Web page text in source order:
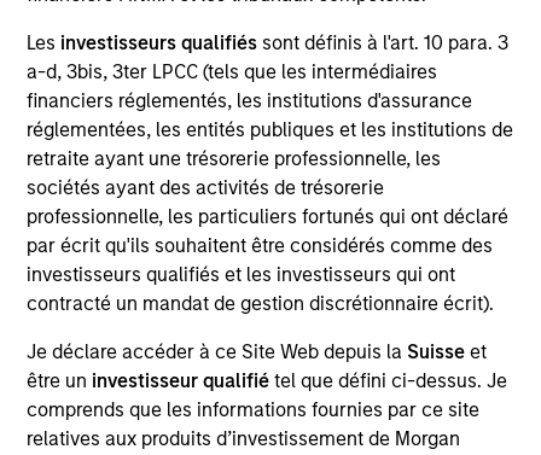
Les investisseurs qualifiés sont définis à l'art. 10 para. 3
a-d, 3bis, 3ter LPCC (tels que les intermédiaires
financiers réglementés, les institutions d'assurance
réglementées, les entités publiques et les institutions de
retraite ayant une trésorerie professionnelle, les
sociétés ayant des activités de trésorerie
professionnelle, les particuliers fortunés qui ont déclaré
par écrit qu'ils souhaitent être considérés comme des
investisseurs qualifiés et les investisseurs qui ont
contracté un mandat de gestion discrétionnaire écrit).
Je déclare accéder à ce Site Web depuis la Suisse et
être un investisseur qualifiétel que défini ci-dessus. Je
comprends que les informations fournies par ce site
relatives aux produits d’investissement de Morgan
Invested on
Apr 1997
Transaction Type
Follow-On
Realization Date
Jan 2004
FormFactor (NASDAQ:FORM) develops wafer-level test and
packaging solutions for the semiconductor industry.
View Site